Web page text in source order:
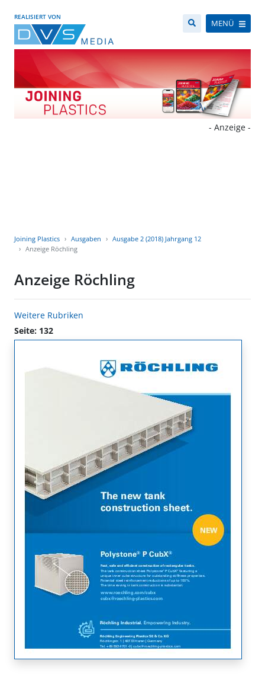
REALISIERT VON
MENÜ
- Anzeige -
Joining Plastics Ausgaben
Ausgabe 2 (2018) Jahrgang 12
Anzeige Röchling
Anzeige Röchling
Weitere Rubriken
Seite: 132